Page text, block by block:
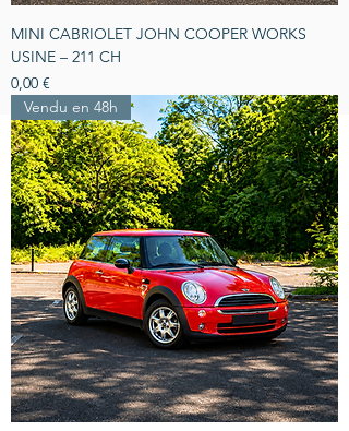
MINI CABRIOLET JOHN COOPER WORKS
USINE – 211 CH
Prix
0,00 €
Vendu en 48h